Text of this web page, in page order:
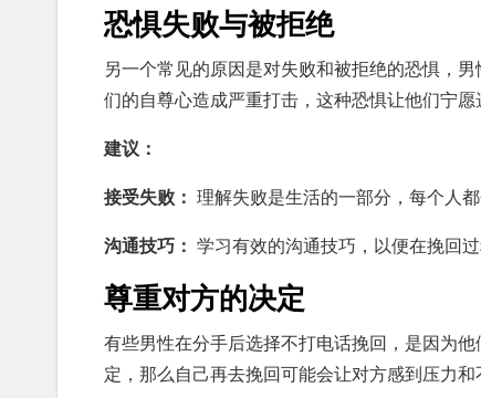
恐惧失败与被拒绝
另一个常见的原因是对失败和被拒绝的恐惧，
们的自尊心造成严重打击，这种恐惧让他们宁愿
建议：
接受失败： 理解失败是生活的一部分，每个人
沟通技巧： 学习有效的沟通技巧，以便在挽回
尊重对方的决定
有些男性在分手后选择不打电话挽回，是因为
定，那么自己再去挽回可能会让对方感到压力和